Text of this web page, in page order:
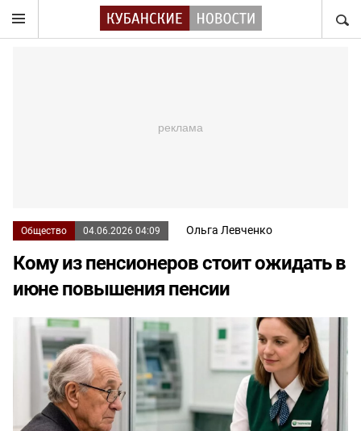
Общество 04.06.2026 04:09 Ольга Левченко
Кому из пенсионеров стоит ожидать в
июне повышения пенсии